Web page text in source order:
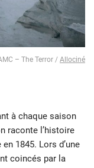
– The Terror / Allociné
à chaque saison
raconte l’histoire
1845. Lors d’une
coincés par la